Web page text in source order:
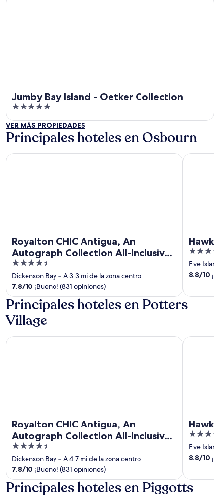
Jumby Bay Island - Oetker Collection
5
out
of
5
VER MÁS PROPIEDADES
Principales hoteles en Osbourn
Royalton CHIC Antigua, An
Autograph Collection All-Inclusive
Resort – Adults Only
4.5
out
of
5
Dickenson Bay ‐ A 3.3 mi de la zona centro
7.8/10 ¡Bueno! (831 opiniones)
Royalton CHIC Antigua, An Autograph Collection All-
4
out
of
Five
8.8/10
Hawksbill
Principales hoteles en Potters
Village
Royalton CHIC Antigua, An
Autograph Collection All-Inclusive
Resort – Adults Only
4.5
out
of
5
Dickenson Bay ‐ A 4.7 mi de la zona centro
7.8/10 ¡Bueno! (831 opiniones)
Royalton CHIC Antigua, An Autograph Collection All-
4
out
of
Five
8.8/10
Hawksbill
Principales hoteles en Piggotts